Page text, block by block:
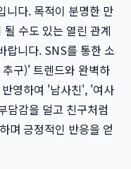
니다. 목적이 분명한 만
수도 있는 열린 관계
랍니다. SNS를 통한 소
구)' 트렌드와 완벽하
영하여 '남사친', '여사
담감을 덜고 친구처럼
며 긍정적인 반응을 얻